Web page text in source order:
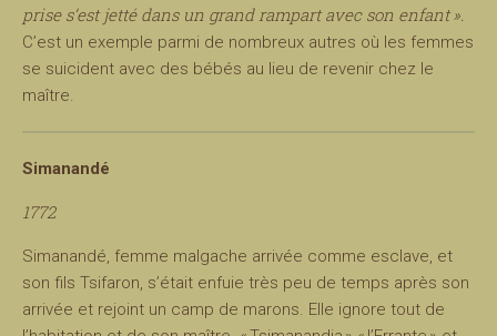
prise s’est jetté dans un grand rampart avec son enfant ».
C’est un exemple parmi de nombreux autres où les femmes
se suicident avec des bébés au lieu de revenir chez le
maître.
Simanandé
1772
Simanandé, femme malgache arrivée comme esclave, et
son fils Tsifaron, s’était enfuie très peu de temps après son
arrivée et rejoint un camp de marons. Elle ignore tout de